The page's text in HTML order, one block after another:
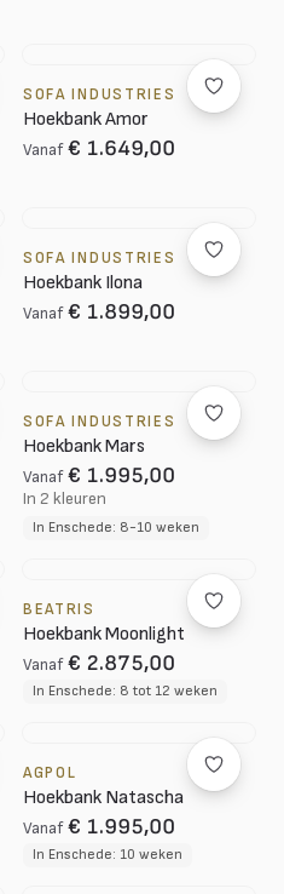
SOFA INDUSTRIES
Hoekbank Amor
Vanaf € 1.649,00
SOFA INDUSTRIES
Hoekbank Ilona
Vanaf € 1.899,00
SOFA INDUSTRIES
Hoekbank Mars
Vanaf € 1.995,00
In 2 kleuren
In Enschede: 8-10 weken
BEATRIS
Hoekbank Moonlight
Vanaf € 2.875,00
In Enschede: 8 tot 12 weken
AGPOL
Hoekbank Natascha
Vanaf € 1.995,00
In Enschede: 10 weken